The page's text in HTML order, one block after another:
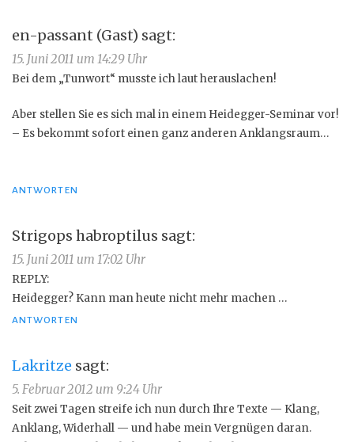
en-passant (Gast) sagt:
15. Juni 2011 um 14:29 Uhr
Bei dem „Tunwort“ musste ich laut herauslachen!
Aber stellen Sie es sich mal in einem Heidegger-Seminar vor!
– Es bekommt sofort einen ganz anderen Anklangsraum…
ANTWORTEN
Strigops habroptilus sagt:
15. Juni 2011 um 17:02 Uhr
REPLY:
Heidegger? Kann man heute nicht mehr machen …
ANTWORTEN
Lakritze sagt:
5. Februar 2012 um 9:24 Uhr
Seit zwei Tagen streife ich nun durch Ihre Texte — Klang,
Anklang, Widerhall — und habe mein Vergnügen daran.